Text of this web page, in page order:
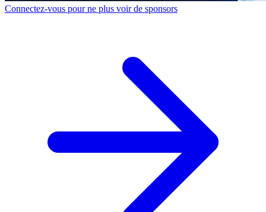
Connectez-vous pour ne plus voir de sponsors